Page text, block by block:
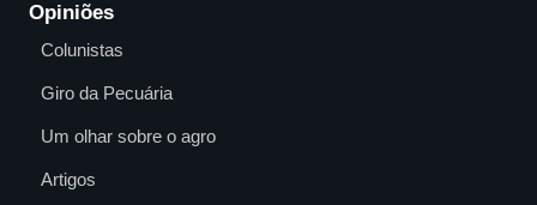
Opiniões
Colunistas
Giro da Pecuária
Um olhar sobre o agro
Artigos